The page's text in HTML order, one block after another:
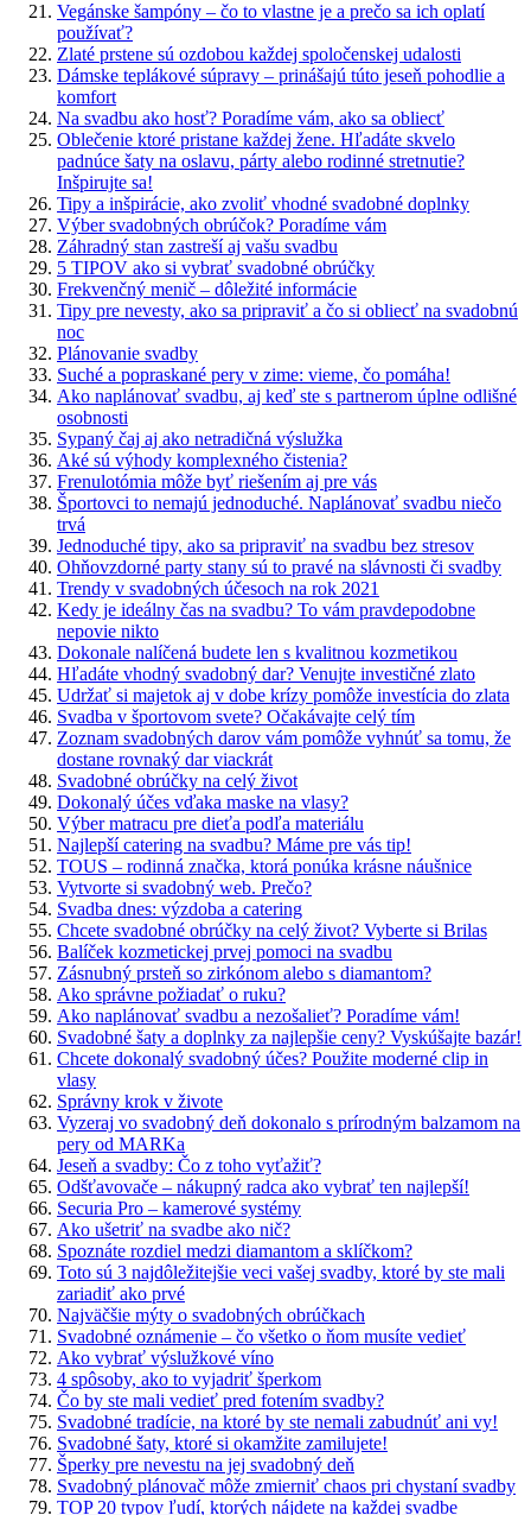
Vegánske šampóny – čo to vlastne je a prečo sa ich oplatí
používať?
Zlaté prstene sú ozdobou každej spoločenskej udalosti
Dámske teplákové súpravy – prinášajú túto jeseň pohodlie a
komfort
Na svadbu ako hosť? Poradíme vám, ako sa obliecť
Oblečenie ktoré pristane každej žene. Hľadáte skvelo
padnúce šaty na oslavu, párty alebo rodinné stretnutie?
Inšpirujte sa!
Tipy a inšpirácie, ako zvoliť vhodné svadobné doplnky
Výber svadobných obrúčok? Poradíme vám
Záhradný stan zastreší aj vašu svadbu
5 TIPOV ako si vybrať svadobné obrúčky
Frekvenčný menič – dôležité informácie
Tipy pre nevesty, ako sa pripraviť a čo si obliecť na svadobnú
noc
Plánovanie svadby
Suché a popraskané pery v zime: vieme, čo pomáha!
Ako naplánovať svadbu, aj keď ste s partnerom úplne odlišné
osobnosti
Sypaný čaj aj ako netradičná výslužka
Aké sú výhody komplexného čistenia?
Frenulotómia môže byť riešením aj pre vás
Športovci to nemajú jednoduché. Naplánovať svadbu niečo
trvá
Jednoduché tipy, ako sa pripraviť na svadbu bez stresov
Ohňovzdorné party stany sú to pravé na slávnosti či svadby
Trendy v svadobných účesoch na rok 2021
Kedy je ideálny čas na svadbu? To vám pravdepodobne
nepovie nikto
Dokonale nalíčená budete len s kvalitnou kozmetikou
Hľadáte vhodný svadobný dar? Venujte investičné zlato
Udržať si majetok aj v dobe krízy pomôže investícia do zlata
Svadba v športovom svete? Očakávajte celý tím
Zoznam svadobných darov vám pomôže vyhnúť sa tomu, že
dostane rovnaký dar viackrát
Svadobné obrúčky na celý život
Dokonalý účes vďaka maske na vlasy?
Výber matracu pre dieťa podľa materiálu
Najlepší catering na svadbu? Máme pre vás tip!
TOUS – rodinná značka, ktorá ponúka krásne náušnice
Vytvorte si svadobný web. Prečo?
Svadba dnes: výzdoba a catering
Chcete svadobné obrúčky na celý život? Vyberte si Brilas
Balíček kozmetickej prvej pomoci na svadbu
Zásnubný prsteň so zirkónom alebo s diamantom?
Ako správne požiadať o ruku?
Ako naplánovať svadbu a nezošalieť? Poradíme vám!
Svadobné šaty a doplnky za najlepšie ceny? Vyskúšajte bazár!
Chcete dokonalý svadobný účes? Použite moderné clip in
vlasy
Správny krok v živote
Vyzeraj vo svadobný deň dokonalo s prírodným balzamom na
pery od MARKa
Jeseň a svadby: Čo z toho vyťažiť?
Odšťavovače – nákupný radca ako vybrať ten najlepší!
Securia Pro – kamerové systémy
Ako ušetriť na svadbe ako nič?
Spoznáte rozdiel medzi diamantom a sklíčkom?
Toto sú 3 najdôležitejšie veci vašej svadby, ktoré by ste mali
zariadiť ako prvé
Najväčšie mýty o svadobných obrúčkach
Svadobné oznámenie – čo všetko o ňom musíte vedieť
Ako vybrať výslužkové víno
4 spôsoby, ako to vyjadriť šperkom
Čo by ste mali vedieť pred fotením svadby?
Svadobné tradície, na ktoré by ste nemali zabudnúť ani vy!
Svadobné šaty, ktoré si okamžite zamilujete!
Šperky pre nevestu na jej svadobný deň
Svadobný plánovač môže zmierniť chaos pri chystaní svadby
TOP 20 typov ľudí, ktorých nájdete na každej svadbe